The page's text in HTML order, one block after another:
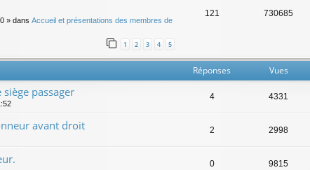
» dans Accueil et présentations des membres de
1 2 3 4 5
121 730685
Réponses Vues
passager 4 4331
avant droit 2 2998
0 9815